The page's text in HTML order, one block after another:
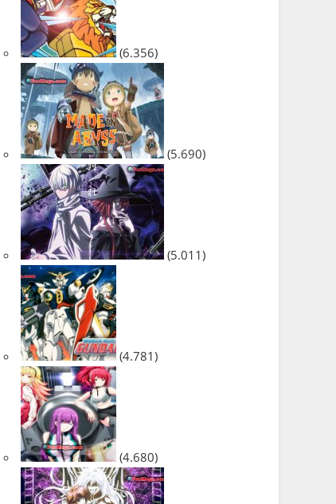
(6.356)
(5.690)
(5.011)
(4.781)
(4.680)